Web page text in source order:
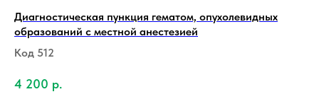
Диагностическая пункция гематом, опухолевидных
образований с местной анестезией
Код 512
4 200 р.